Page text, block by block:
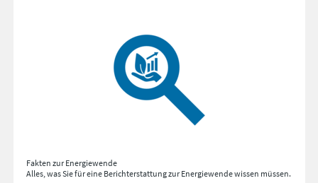
Fakten zur Energiewende
Alles, was Sie für eine Berichterstattung zur Energiewende wissen müssen.